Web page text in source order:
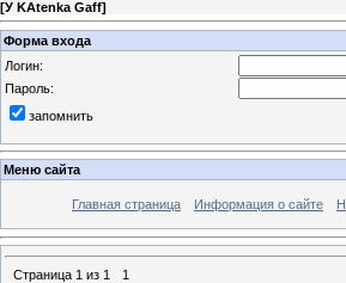
[У KAtenka Gaff]
Форма входа
Логин:
Пароль:
запомнить
Меню сайта
Главная страница Информация о сайте
Страница 1 из 1 1